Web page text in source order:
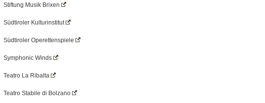
Stiftung Musik Brixen
Südtiroler Kulturinstitut
Südtiroler Operettenspiele
Symphonic Winds
Teatro La Ribalta
Teatro Stabile di Bolzano